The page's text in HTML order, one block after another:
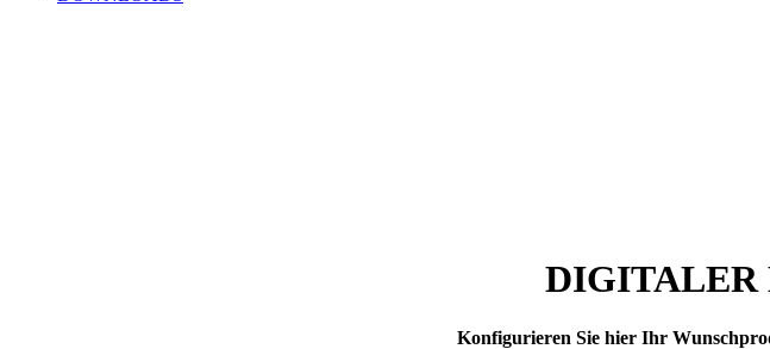
DIGITALER
Konfigurieren Sie hier Ihr